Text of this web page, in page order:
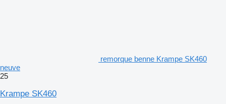
remorque benne Krampe SK460
neuve
25
Krampe SK460